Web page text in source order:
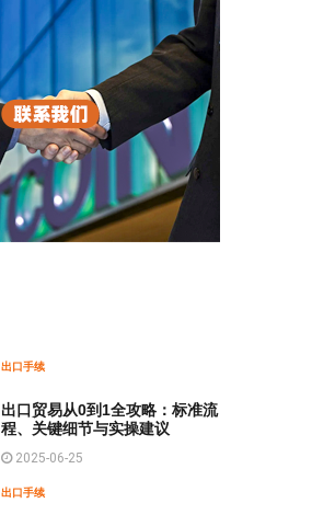
出口手续
出口贸易从0到1全攻略：标准流
程、关键细节与实操建议
2025-06-25
出口手续